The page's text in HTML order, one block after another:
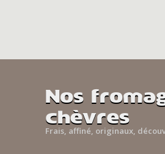
Nos
chèvres
Frais, affiné, originaux,